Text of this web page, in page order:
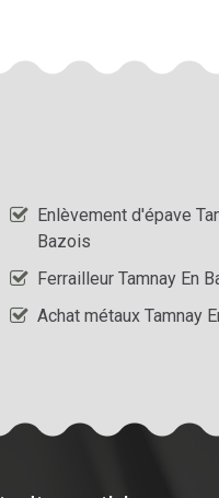
Enlèvement d'épave
Bazois
Ferrailleur Tamnay En
Achat métaux Tamnay